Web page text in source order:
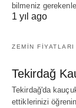
bilmeniz
1 yıl ago
ZEMIN FIYATLARI
Tekirdağ
Tekirdağ'da
ettiklerinizi